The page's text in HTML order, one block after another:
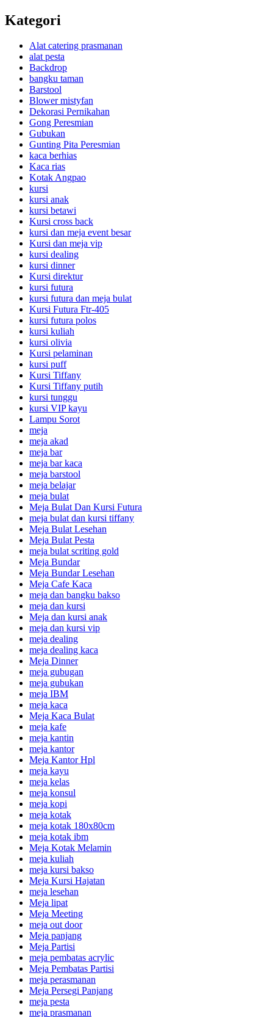
Kategori
Alat catering prasmanan
alat pesta
Backdrop
bangku taman
Barstool
Blower mistyfan
Dekorasi Pernikahan
Gong Peresmian
Gubukan
Gunting Pita Peresmian
kaca berhias
Kaca rias
Kotak Angpao
kursi
kursi anak
kursi betawi
Kursi cross back
kursi dan meja event besar
Kursi dan meja vip
kursi dealing
kursi dinner
Kursi direktur
kursi futura
kursi futura dan meja bulat
Kursi Futura Ftr-405
kursi futura polos
kursi kuliah
kursi olivia
Kursi pelaminan
kursi puff
Kursi Tiffany
Kursi Tiffany putih
kursi tunggu
kursi VIP kayu
Lampu Sorot
meja
meja akad
meja bar
meja bar kaca
meja barstool
meja belajar
meja bulat
Meja Bulat Dan Kursi Futura
meja bulat dan kursi tiffany
Meja Bulat Lesehan
Meja Bulat Pesta
meja bulat scriting gold
Meja Bundar
Meja Bundar Lesehan
Meja Cafe Kaca
meja dan bangku bakso
meja dan kursi
Meja dan kursi anak
meja dan kursi vip
meja dealing
meja dealing kaca
Meja Dinner
meja gubugan
meja gubukan
meja IBM
meja kaca
Meja Kaca Bulat
meja kafe
meja kantin
meja kantor
Meja Kantor Hpl
meja kayu
meja kelas
meja konsul
meja kopi
meja kotak
meja kotak 180x80cm
meja kotak ibm
Meja Kotak Melamin
meja kuliah
meja kursi bakso
Meja Kursi Hajatan
meja lesehan
Meja lipat
Meja Meeting
meja out door
Meja panjang
Meja Partisi
meja pembatas acrylic
Meja Pembatas Partisi
meja perasmanan
Meja Persegi Panjang
meja pesta
meja prasmanan